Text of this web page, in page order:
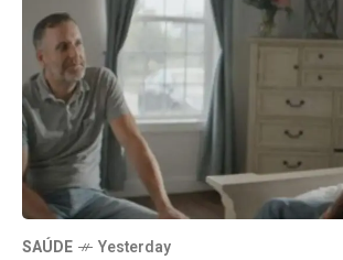
SAÚDE Yesterday